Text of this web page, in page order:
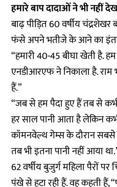
हमारे बाप दादाओं ने भी नहीं
बाढ़ पीड़ित 60 वर्षीय
फंसे अपने भतीजे के आने का
“हमारी 40-45 बीघा खेती है.
एनडीआरएफ ने निकाला है.
हैं.”
“जब से हम पैदा हुए हैं तब से
हर साल पानी आता है लेकिन
कॉमनवेल्थ गेम्स के दौरान सबसे
तब भी इतना पानी नहीं आया
62 वर्षीय बुजुर्ग महिला पैरों
पंखे से हटा रही हैं. वह कहती हैं,